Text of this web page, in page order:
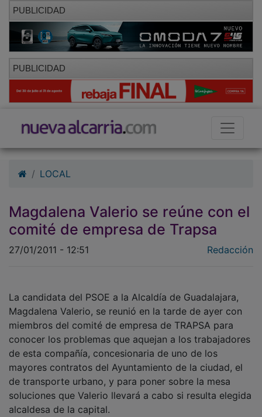
PUBLICIDAD
PUBLICIDAD
LOCAL
Magdalena Valerio se reúne con el
comité de empresa de Trapsa
27/01/2011 - 12:51 Redacción
La candidata del PSOE a la Alcaldía de Guadalajara,
Magdalena Valerio, se reunió en la tarde de ayer con
miembros del comité de empresa de TRAPSA para
conocer los problemas que aquejan a los trabajadores
de esta compañía, concesionaria de uno de los
mayores contratos del Ayuntamiento de la ciudad, el
de transporte urbano, y para poner sobre la mesa
soluciones que Valerio llevará a cabo si resulta elegida
alcaldesa de la capital.